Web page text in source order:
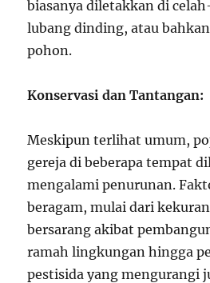
biasanya diletakkan di
lubang dinding, atau
pohon.
Konservasi dan Tantangan:
Meskipun terlihat umum,
gereja di beberapa tempat
mengalami penurunan.
beragam, mulai dari
bersarang akibat
ramah lingkungan hingga
pestisida yang mengurangi